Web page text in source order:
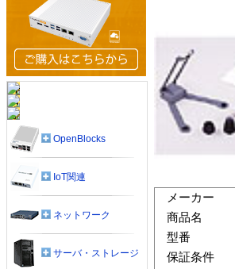
メーカー
商品名
型番
保証条件
OpenBlocks
IoT関連
ネットワーク
サーバ・ストレージ